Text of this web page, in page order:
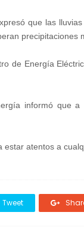
que las
precipitaciones
de Energía
informó que
atentos a
Tweet